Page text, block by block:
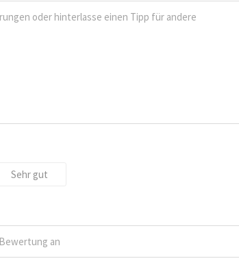
Sehr gut